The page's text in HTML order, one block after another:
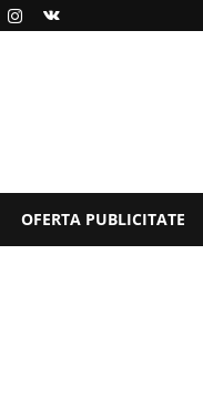
OFERTA PUBLICITATE